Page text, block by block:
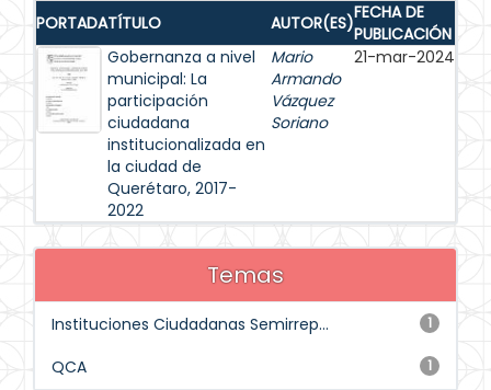
PORTADATÍTULO AUTOR(ES)FECHA DE
PUBLICACIÓN
Gobernanza a nivel
municipal: La
participación
ciudadana
institucionalizada en
la ciudad de
Querétaro, 2017-
2022
Mario
Armando
Vázquez
Soriano
21-mar-2024
Temas
1
Instituciones Ciudadanas Semirrep...
1
QCA